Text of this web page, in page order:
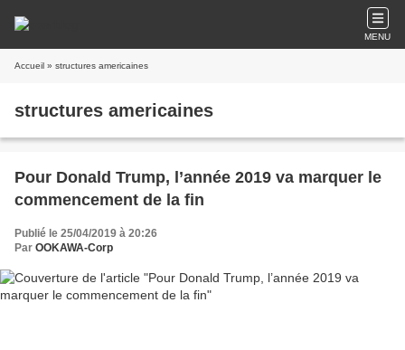
MENU
Accueil » structures americaines
structures americaines
Pour Donald Trump, l’année 2019 va marquer le
commencement de la fin
Publié le 25/04/2019 à 20:26
Par OOKAWA-Corp